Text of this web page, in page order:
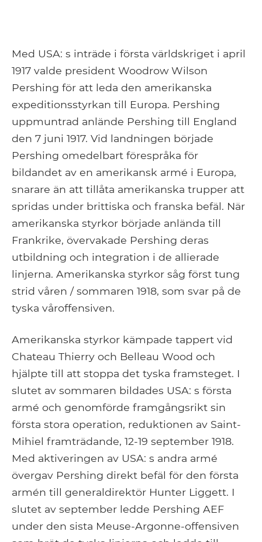
Med USA: s inträde i första världskriget i april
1917 valde president Woodrow Wilson
Pershing för att leda den amerikanska
expeditionsstyrkan till Europa. Pershing
uppmuntrad anlände Pershing till England
den 7 juni 1917. Vid landningen började
Pershing omedelbart förespråka för
bildandet av en amerikansk armé i Europa,
snarare än att tillåta amerikanska trupper att
spridas under brittiska och franska befäl. När
amerikanska styrkor började anlända till
Frankrike, övervakade Pershing deras
utbildning och integration i de allierade
linjerna. Amerikanska styrkor såg först tung
strid våren / sommaren 1918, som svar på de
tyska våroffensiven.
Amerikanska styrkor kämpade tappert vid
Chateau Thierry och Belleau Wood och
hjälpte till att stoppa det tyska framsteget. I
slutet av sommaren bildades USA: s första
armé och genomförde framgångsrikt sin
första stora operation, reduktionen av Saint-
Mihiel framträdande, 12-19 september 1918.
Med aktiveringen av USA: s andra armé
övergav Pershing direkt befäl för den första
armén till generaldirektör Hunter Liggett. I
slutet av september ledde Pershing AEF
under den sista Meuse-Argonne-offensiven